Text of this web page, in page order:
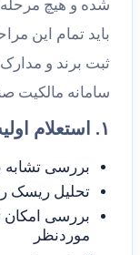
شده و هیچ
باید تمام این
ثبت برند و
سامانه مالکیت
۱. استعلام اولیه برند
بررسی تشابه
تحلیل ریسک
بررسی
موردنظر